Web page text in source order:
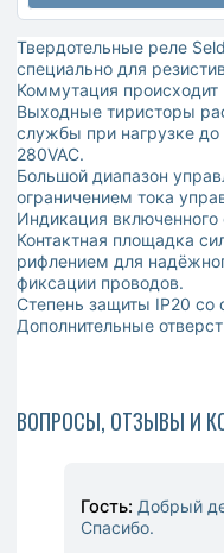
Твердотельные реле
специально для
Коммутация происходит
Выходные тиристоры
службы при нагрузке
280VAC.
Большой диапазон
ограничением тока
Индикация
Контактная площадка
рифлением для
фиксации проводов.
Степень защиты IP20
Дополнительные
ВОПРОСЫ, ОТЗЫВЫ И
Гость: Добрый
Спасибо.